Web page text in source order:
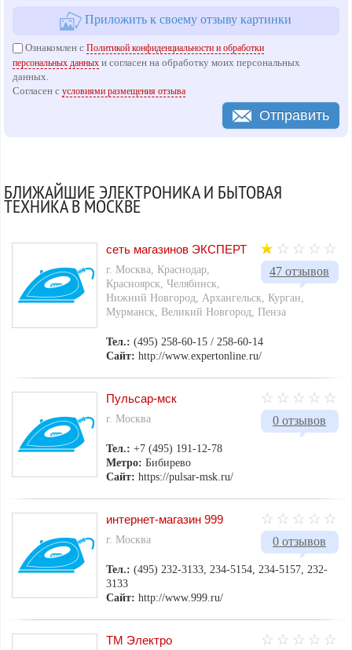
Приложить к своему отзыву картинки
Ознакомлен сПолитикой конфиденциальности и обработки
персональных данных и согласен на обработку моих персональных
данных.
Согласен сусловиями размещения отзыва
Отправить
БЛИЖАЙШИЕ ЭЛЕКТРОНИКА И БЫТОВАЯ
ТЕХНИКА В МОСКВЕ
47 отзывов
сеть магазинов ЭКСПЕРТ
г. Москва, Краснодар,
Красноярск, Челябинск,
Нижний Новгород, Архангельск, Курган,
Мурманск, Великий Новгород, Пенза
Тел.:(495) 258-60-15 / 258-60-14
Сайт: http://www.expertonline.ru/
0 отзывов
Пульсар-мск
г. Москва
Тел.:+7 (495) 191-12-78
Метро:Бибирево
Сайт: https://pulsar-msk.ru/
0 отзывов
интернет-магазин 999
г. Москва
Тел.:(495) 232-3133, 234-5154, 234-5157, 232-
3133
Сайт: http://www.999.ru/
ТМ Электро